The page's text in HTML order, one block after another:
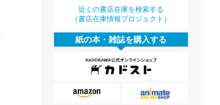
近くの書店在庫を検索する
（書店在庫情報プロジェクト）
紙の本・雑誌を購入する